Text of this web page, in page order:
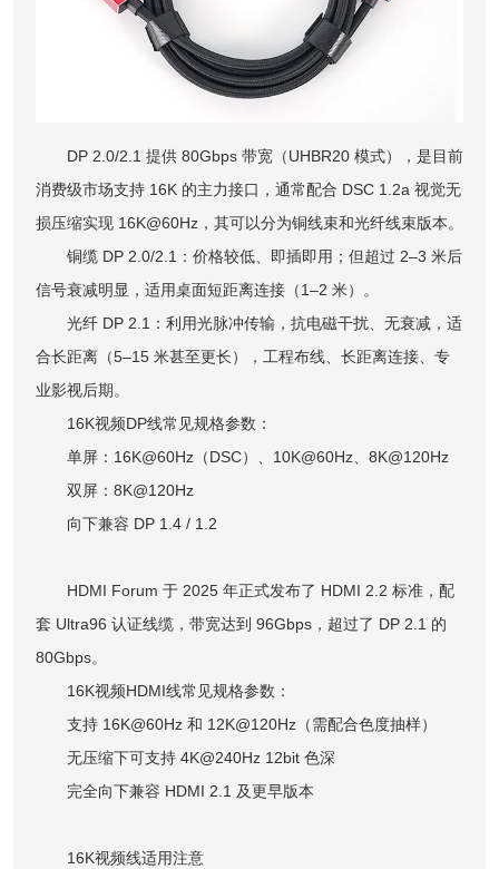
DP 2.0/2.1 提供 80Gbps 带宽（UHBR20 模式），是目前
消费级市场支持 16K 的主力接口，通常配合 DSC 1.2a 视觉无
损压缩实现 16K@60Hz，其可以分为铜线束和光纤线束版本。
铜缆 DP 2.0/2.1：价格较低、即插即用；但超过 2–3 米后
信号衰减明显，适用桌面短距离连接（1–2 米）。
光纤 DP 2.1：利用光脉冲传输，抗电磁干扰、无衰减，适
合长距离（5–15 米甚至更长），工程布线、长距离连接、专
业影视后期。
16K视频DP线常见规格参数：
单屏：16K@60Hz（DSC）、10K@60Hz、8K@120Hz
双屏：8K@120Hz
向下兼容 DP 1.4 / 1.2
HDMI Forum 于 2025 年正式发布了 HDMI 2.2 标准，配
套 Ultra96 认证线缆，带宽达到 96Gbps，超过了 DP 2.1 的
80Gbps。
16K视频HDMI线常见规格参数：
支持 16K@60Hz 和 12K@120Hz（需配合色度抽样）
无压缩下可支持 4K@240Hz 12bit 色深
完全向下兼容 HDMI 2.1 及更早版本
16K视频线适用注意